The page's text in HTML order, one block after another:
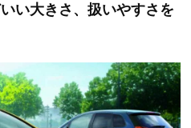
い大きさ、扱いやすさを